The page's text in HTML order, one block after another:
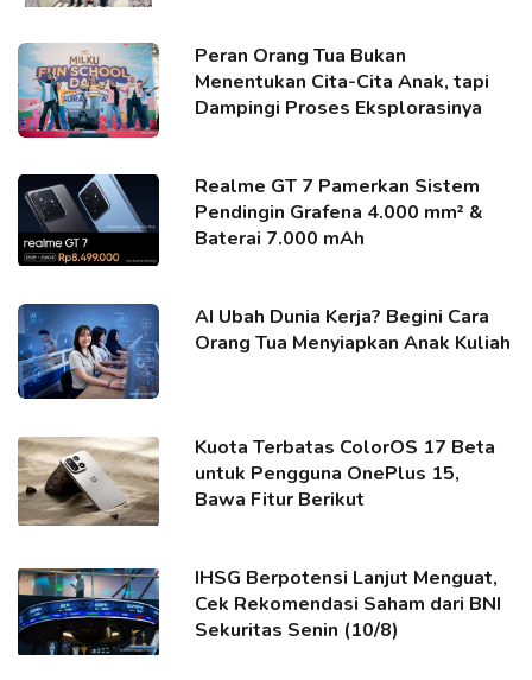
Peran Orang Tua Bukan
Menentukan Cita-Cita Anak, tapi
Dampingi Proses Eksplorasinya
Realme GT 7 Pamerkan Sistem
Pendingin Grafena 4.000 mm² &
Baterai 7.000 mAh
AI Ubah Dunia Kerja? Begini Cara
Orang Tua Menyiapkan Anak Kuliah
Kuota Terbatas ColorOS 17 Beta
untuk Pengguna OnePlus 15,
Bawa Fitur Berikut
IHSG Berpotensi Lanjut Menguat,
Cek Rekomendasi Saham dari BNI
Sekuritas Senin (10/8)